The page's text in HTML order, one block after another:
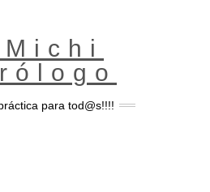
para tod@s!!!!